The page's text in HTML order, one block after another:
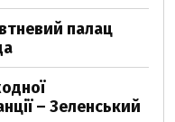
палац
– Зеленський